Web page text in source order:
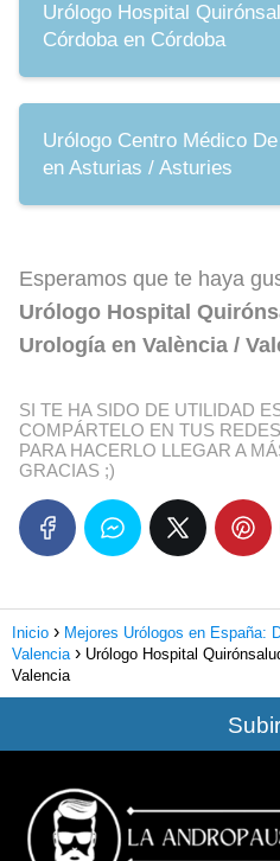
Urólogo Hospital
Córdoba en Córdoba
Urólogo Centro Médico
en Asturias / Asturies
Esperamos que te haya
Urólogo Hospital
Urología en València /
SI TE HA SIDO DE UTILIDAD
COMPÁRTELO EN TUS
PARA HACERLO LLEGAR A
GRACIAS ;)
Inicio Mejores Urólogos en España:
Valencia
Urólogo Hospital
Valencia
Subir